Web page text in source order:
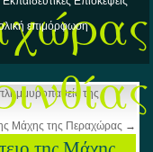
επιμόρφωση
της
Μάχης της Περαχώρας →